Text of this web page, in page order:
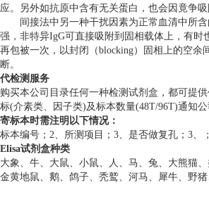
应。另外如抗原中含有无关蛋白，也会因竟争吸
间接法中另一种干扰因素为正常血清中所含
强，非特异IgG可直接吸附到固相载体上，有
再包被一次，以封闭（blocking）固相上的空余
断。
代检测服务
购买本公司目录任何一种检测试剂盒，都可提
标(介素类、因子类)及标本数量(48T/96T)通知
寄标本时需注明以下情况：
标本编号；2、所测项目；3、是否做复孔；3、
Elisa试剂盒种类
大象、牛、大鼠、小鼠、人、马、兔、大熊猫
金黄地鼠、鹅、鸽子、秃鹫、河马、犀牛、野